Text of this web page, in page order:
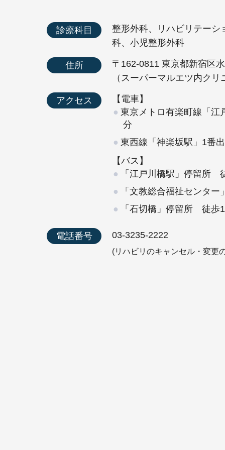
診療科目
整形外科、リハビリテーシ
科、小児整形外科
住所
〒162-0811 東京都新宿区
（スーパーマルエツ内ク
アクセス
【電車】
東京メトロ有楽町線「江
分
東西線「神楽坂駅」1番
【バス】
「江戸川橋駅」停留所
「文教総合福祉センタ
「石切橋」停留所 徒
電話番号 03-3235-2222
(リハビリのキャンセル・変更